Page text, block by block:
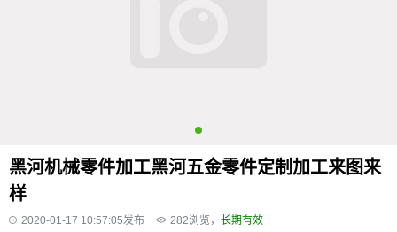
黑河机械零件加工黑河五金零件定制加工来图来
样
2020-01-17 10:57:05发布 282浏览， 长期有效